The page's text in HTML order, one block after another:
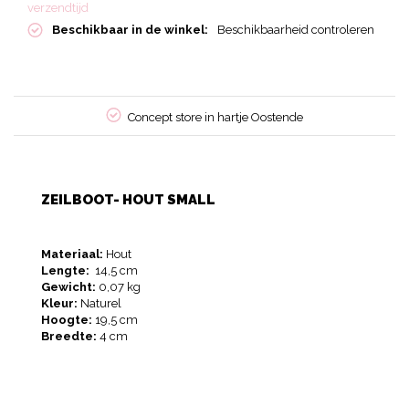
verzendtijd
Beschikbaar in de winkel:
Beschikbaarheid controleren
Concept store in hartje Oostende
ZEILBOOT- HOUT SMALL
Materiaal: Hout
Lengte: 14,5 cm
Gewicht: 0,07 kg
Kleur: Naturel
Hoogte: 19,5 cm
Breedte: 4 cm